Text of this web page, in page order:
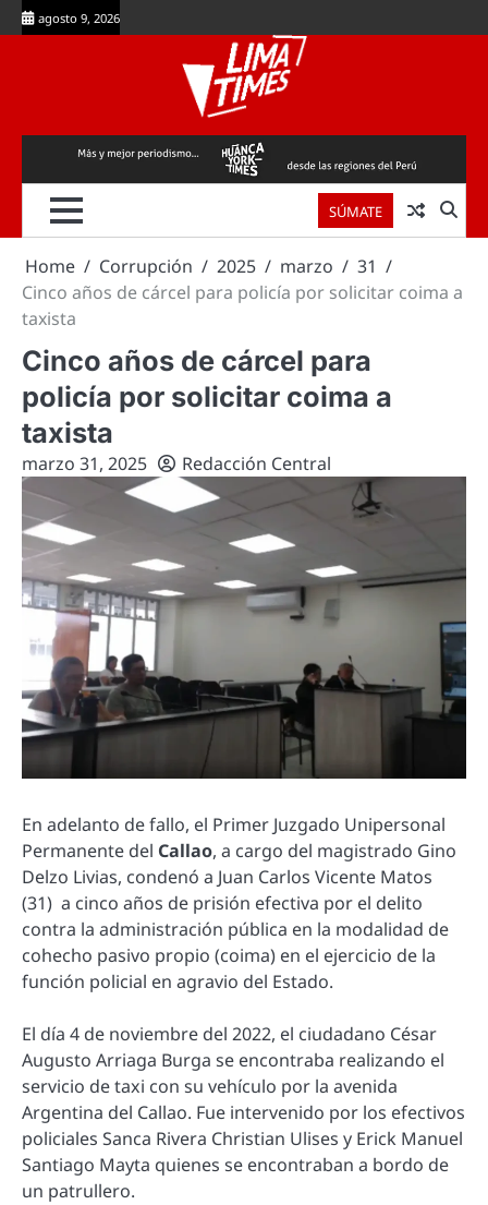
Skip
to
agosto 9, 2026
SÚMATE
Home Corrupción 2025 marzo
31
Cinco años de cárcel para policía por solicitar coima a
taxista
Cinco años de cárcel para
policía por solicitar coima a
taxista
marzo 31, 2025 Redacción Central
En adelanto de fallo, el Primer Juzgado Unipersonal
Permanente del Callao, a cargo del magistrado Gino
Delzo Livias, condenó a Juan Carlos Vicente Matos
(31) a cinco años de prisión efectiva por el delito
contra la administración pública en la modalidad de
cohecho pasivo propio (coima) en el ejercicio de la
función policial en agravio del Estado.
El día 4 de noviembre del 2022, el ciudadano César
Augusto Arriaga Burga se encontraba realizando el
servicio de taxi con su vehículo por la avenida
Argentina del Callao. Fue intervenido por los efectivos
policiales Sanca Rivera Christian Ulises y Erick Manuel
Santiago Mayta quienes se encontraban a bordo de
un patrullero.